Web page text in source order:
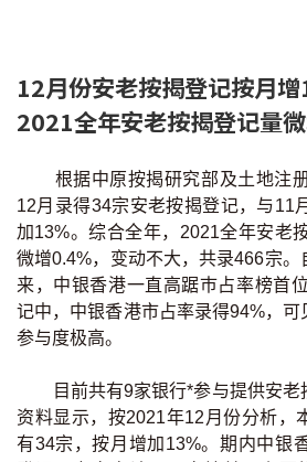
联络我们
联络方式
网上申请按揭转介
条款及细则
私隐政策
本网页所提供资料仅作参考用途。
若因错漏而引致任何不便或损失，中原按揭概不
12月份安老按揭登记按月
2021全年安老按揭登记量
根据中原按揭研究部及土地注
12月录得34宗安老按揭登记，与11
加13%。综合全年，2021全年安老
微增0.4%，变动不大，共录466宗。
来，中银香港一直高踞巿占率榜首
记中，中银香港市占率录得94%，可
参与度极高。
目前共有9家银行*参与提供安
资料显示，按2021年12月份分析，
有34宗，按月增加13%。期内中银